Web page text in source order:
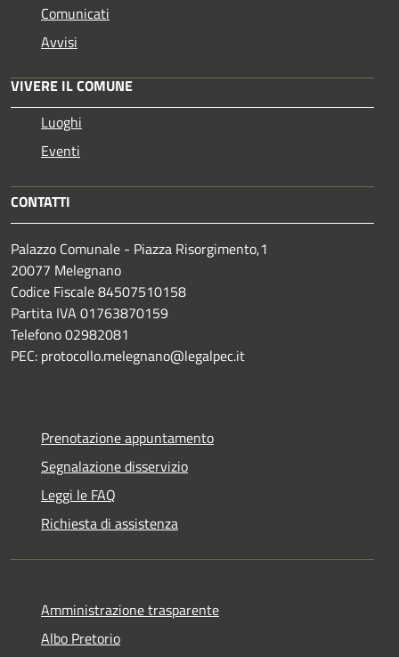
Comunicati
Avvisi
VIVERE IL COMUNE
Luoghi
Eventi
CONTATTI
Palazzo Comunale - Piazza Risorgimento,1
20077 Melegnano
Codice Fiscale 84507510158
Partita IVA 01763870159
Telefono 02982081
PEC: protocollo.melegnano@legalpec.it
Prenotazione appuntamento
Segnalazione disservizio
Leggi le FAQ
Richiesta di assistenza
Amministrazione trasparente
Albo Pretorio